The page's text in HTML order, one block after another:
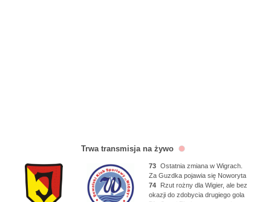
Trwa transmisja na żywo
73
Ostatnia zmiana w Wigrach.
Za Guzdka pojawia się Noworyta
74
Rzut rożny dla Wigier, ale bez
okazji do zdobycia drugiego gola